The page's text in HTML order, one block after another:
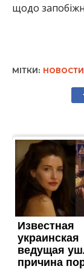
щодо
МІТКИ: